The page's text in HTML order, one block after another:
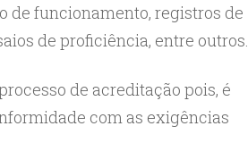
de funcionamento, registros de
de proficiência, entre outros.
de acreditação pois, é
com as exigências